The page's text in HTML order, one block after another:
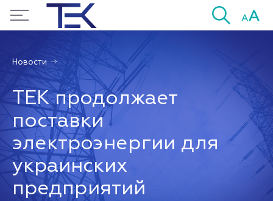
Новости
ТЕК продолжает
поставки
электроэнергии для
украинских
предприятий